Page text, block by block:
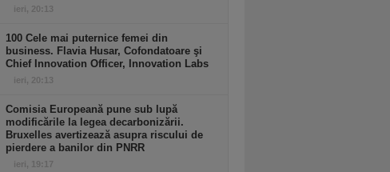
ieri, 20:13
100 Cele mai puternice femei din
business. Flavia Husar, Cofondatoare şi
Chief Innovation Officer, Innovation Labs
ieri, 20:13
Comisia Europeană pune sub lupă
modificările la legea decarbonizării.
Bruxelles avertizează asupra riscului de
pierdere a banilor din PNRR
ieri, 19:17